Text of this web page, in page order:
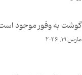
گوشت به وفور موجود
مارس 19, 2026